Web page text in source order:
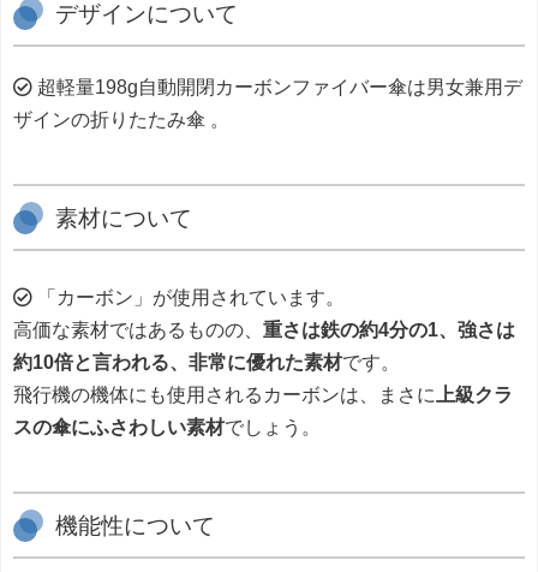
デザインについて
超軽量198g自動開閉カーボンファイバー傘は男女兼用デ
ザインの折りたたみ傘 。
素材について
「カーボン」が使用されています。
高価な素材ではあるものの、 重さは鉄の約4分の1、強さは
約10倍と言われる、非常に優れた素材です。
飛行機の機体にも使用されるカーボンは、まさに
上級クラ
スの傘にふさわしい素材でしょう。
機能性について